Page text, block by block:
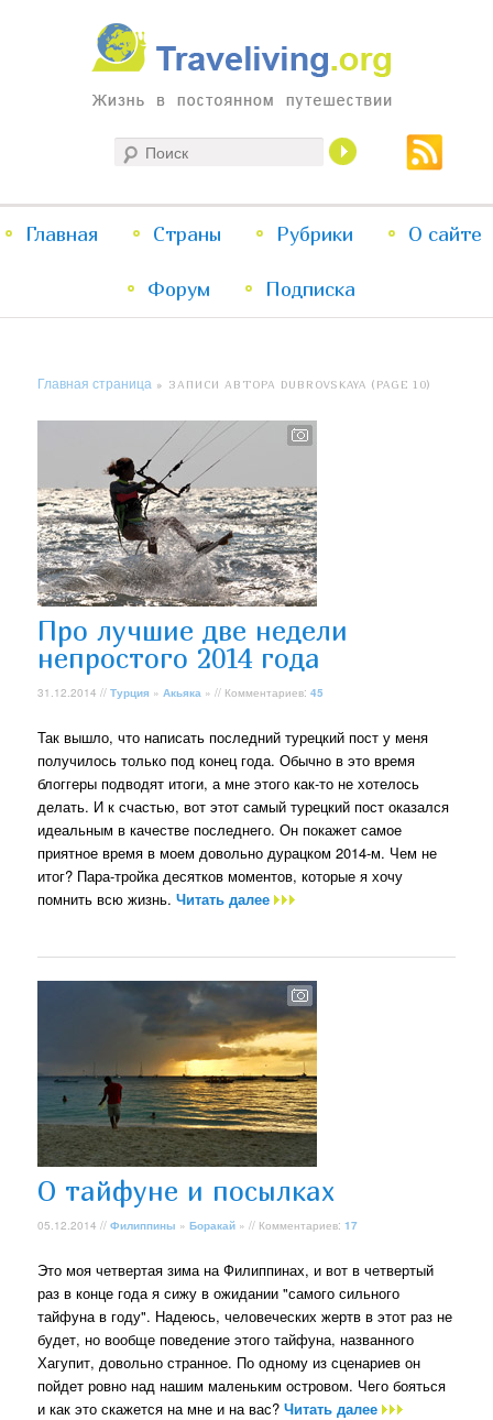
Traveliving
Жизнь в постоянном путешествии
меню
Перейти
к
Перейти
к
Главная Страны Рубрики О сайте
Форум Подписка
Главная страница » ЗАПИСИ АВТОРА DUBROVSKAYA (PAGE 10)
Про лучшие две недели
непростого 2014 года
31.12.2014 //Турция »Акьяка » // Комментариев:45
Так вышло, что написать последний турецкий пост у меня
получилось только под конец года. Обычно в это время
блоггеры подводят итоги, а мне этого как-то не хотелось
делать. И к счастью, вот этот самый турецкий пост оказался
идеальным в качестве последнего. Он покажет самое
приятное время в моем довольно дурацком 2014-м. Чем не
итог? Пара-тройка десятков моментов, которые я хочу
помнить всю жизнь.Читать далее
О тайфуне и посылках
05.12.2014 //Филиппины »Боракай » // Комментариев:17
Это моя четвертая зима на Филиппинах, и вот в четвертый
раз в конце года я сижу в ожидании "самого сильного
тайфуна в году". Надеюсь, человеческих жертв в этот раз не
будет, но вообще поведение этого тайфуна, названного
Хагупит, довольно странное. По одному из сценариев он
пойдет ровно над нашим маленьким островом. Чего бояться
и как это скажется на мне и на вас?Читать далее